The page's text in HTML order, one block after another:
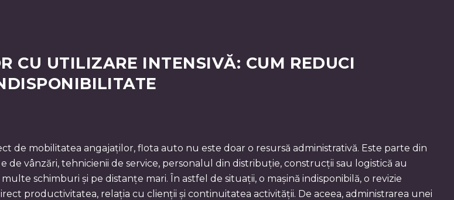
CU UTILIZARE INTENSIVĂ: CUM REDUCI
de mobilitatea angajaților, flota auto nu este doar o resursă administrativă. Este parte din
vânzări, tehnicienii de service, personalul din distribuție, construcții sau logistică au
schimburi și pe distanțe mari. În astfel de situații, o mașină indisponibilă, o revizie
productivitatea, relația cu clienții și continuitatea activității. De aceea, administrarea unei